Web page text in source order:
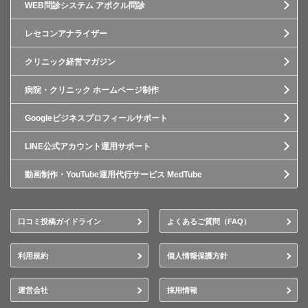
WEB問診システム アポクル問診
レセコンアナライザー
クリニック経営マガジン
病院・クリニック ホームページ制作
Googleビジネスプロフィールサポート
LINE公式アカウント運用サポート
動画制作・YouTube運用代行サービス MedTube
口コミ投稿ガイドライン よくあるご質問（FAQ）
利用規約 個人情報保護方針
運営会社 採用情報